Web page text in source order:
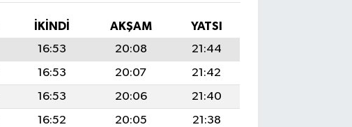
İKINDI AKŞAM
YATSI
16:53 20:08
21:44
16:53 20:07
21:42
16:53 20:06
21:40
16:52 20:05
21:38